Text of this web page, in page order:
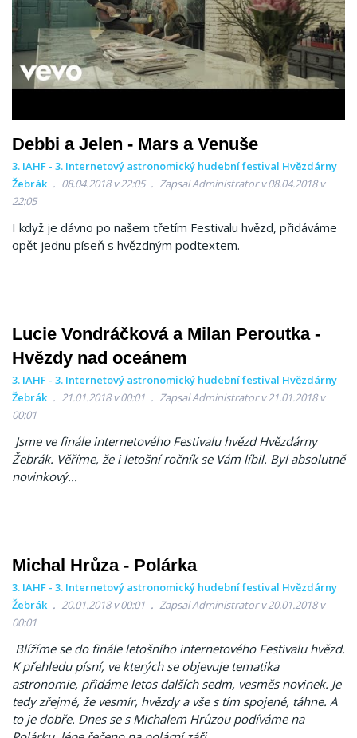
Debbi a Jelen - Mars a Venuše
3. IAHF - 3. Internetový astronomický hudební festival Hvězdárny
Žebrák
08.04.2018 v 22:05
Zapsal Administrator v 08.04.2018 v
22:05
I když je dávno po našem třetím Festivalu hvězd, přidáváme
opět jednu píseň s hvězdným podtextem.
Lucie Vondráčková a Milan Peroutka -
Hvězdy nad oceánem
3. IAHF - 3. Internetový astronomický hudební festival Hvězdárny
Žebrák
21.01.2018 v 00:01
Zapsal Administrator v 21.01.2018 v
00:01
Jsme ve finále internetového Festivalu hvězd Hvězdárny
Žebrák. Věříme, že i letošní ročník se Vám líbil. Byl absolutně
novinkový...
Michal Hrůza - Polárka
3. IAHF - 3. Internetový astronomický hudební festival Hvězdárny
Žebrák
20.01.2018 v 00:01
Zapsal Administrator v 20.01.2018 v
00:01
Blížíme se do finále letošního internetového Festivalu hvězd.
K přehledu písní, ve kterých se objevuje tematika
astronomie, přidáme letos dalších sedm, vesměs novinek. Je
tedy zřejmé, že vesmír, hvězdy a vše s tím spojené, táhne. A
to je dobře. Dnes se s Michalem Hrůzou podíváme na